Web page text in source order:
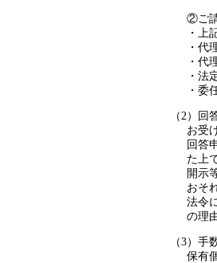
②ご
上
代
代
法
委
回
お受
回答
た上
開示
おそ
法令
の理
手
保有